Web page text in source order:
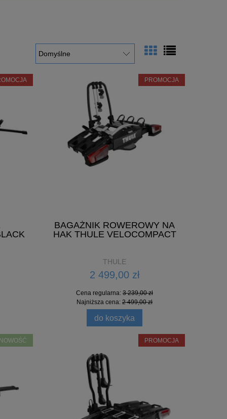
BIKE
BAGAŻNIK ROWEROWY NA HAK
THULE VELOLITE
2 279,00 zł
Cena regularna:
2 759,00 zł
Najniższa cena:2 339,00 zł
BAGAŻNIK ROWEROWY NA
HAK THULE VELOCOMPACT
THULE
2 499,00 zł
Cena regularna: 3 239,00 zł
Najniższa cena: 2 499,00 zł
do koszyka
PROMOCJA
PROMOCJA